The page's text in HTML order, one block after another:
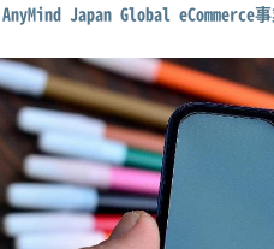
AnyMind Japan Global eCommerce